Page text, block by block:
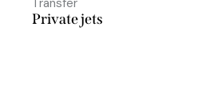
Private jets